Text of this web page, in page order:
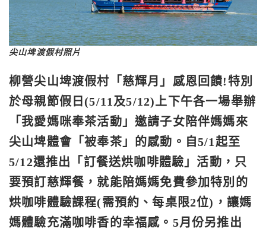
尖山埤渡假村照片
柳營尖山埤渡假村「慈輝月」感恩回饋!特別
於母親節假日(5/11及5/12)上下午各一場舉辦
「我愛媽咪奉茶活動」邀請子女陪伴媽媽來
尖山埤體會「被奉茶」的感動。自5/1起至
5/12還推出「訂餐送烘咖啡體驗」活動，只
要預訂慈輝餐，就能陪媽媽免費參加特別的
烘咖啡體驗課程(需預約、每桌限2位)，讓媽
媽體驗充滿咖啡香的幸福感。5月份另推出